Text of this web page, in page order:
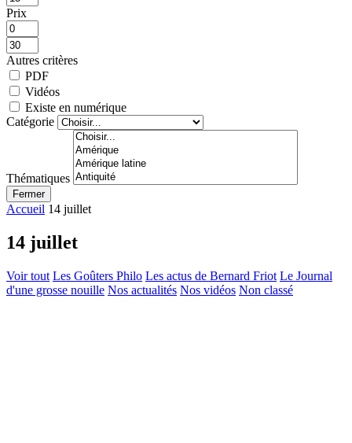
Prix
Autres critères
PDF
Vidéos
Existe en numérique
Catégorie
Thématiques
Fermer
Accueil 14 juillet
14 juillet
Voir tout Les Goûters Philo Les actus de Bernard Friot Le Journal
d'une grosse nouille Nos actualités Nos vidéos Non classé